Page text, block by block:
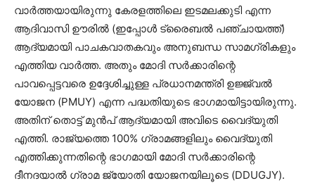
വാർത്തയായിരുന്നു കേരളത്തിലെ ഇടമലക്കുടി എന്ന
ആദിവാസി ഊരിൽ (ഇപ്പോൾ ട്രൈബൽ പഞ്ചായത്ത്)
ആദ്യമായി പാചകവാതകവും അനുബന്ധ സാമഗ്രികളും
എത്തിയ വാർത്ത. അതും മോദി സർക്കാരിന്റെ
പാവപ്പെട്ടവരെ ഉദ്ദേശിച്ചുള്ള പ്രധാനമന്ത്രി ഉജ്ജ്വല്‍
യോജന (PMUY) എന്ന പദ്ധതിയുടെ ഭാഗമായിട്ടായിരുന്നു.
അതിന് തൊട്ട് മുൻപ് ആദ്യമായി അവിടെ വൈദ്യുതി
എത്തി. രാജ്യത്തെ 100% ഗ്രാമങ്ങളിലും വൈദ്യുതി
എത്തിക്കുന്നതിന്റെ ഭാഗമായി മോദി സർക്കാരിന്റെ
ദീനദയാല്‍ ഗ്രാമ ജ്യോതി യോജനയിലൂടെ (DDUGJY).